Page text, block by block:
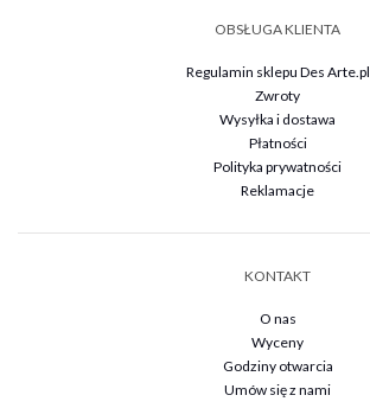
OBSŁUGA KLIENTA
Regulamin sklepu Des Arte.pl
Zwroty
Wysyłka i dostawa
Płatności
Polityka prywatności
Reklamacje
KONTAKT
O nas
Wyceny
Godziny otwarcia
Umów się z nami